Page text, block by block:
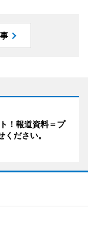
！報道資料＝プ
ださい。